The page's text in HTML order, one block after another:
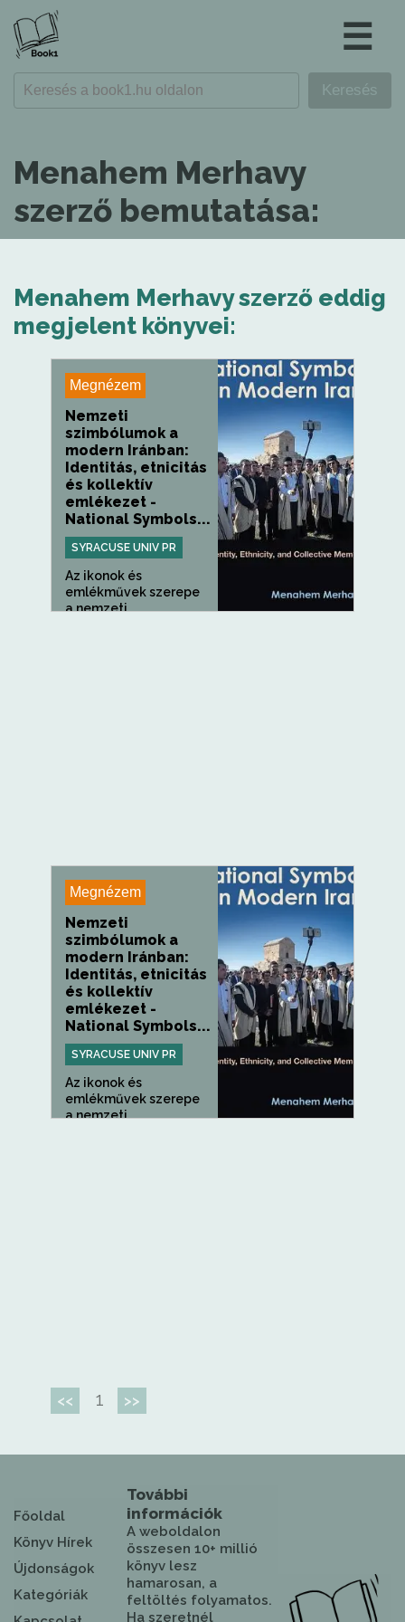
☰
Menahem Merhavy
szerző bemutatása:
Menahem Merhavy szerző eddig
megjelent könyvei:
Megnézem
Nemzeti
szimbólumok a
modern Iránban:
Identitás, etnicitás
és kollektív
emlékezet -
National Symbols...
SYRACUSE UNIV PR
Az ikonok és
emlékművek szerepe
a nemzeti...
Megnézem
Nemzeti
szimbólumok a
modern Iránban:
Identitás, etnicitás
és kollektív
emlékezet -
National Symbols...
SYRACUSE UNIV PR
Az ikonok és
emlékművek szerepe
a nemzeti...
<< 1 >>
Főoldal
Könyv Hírek
Újdonságok
Kategóriák
További
információk
A weboldalon
összesen 10+ millió
könyv lesz
hamarosan, a
feltöltés folyamatos.
Ha szeretnél